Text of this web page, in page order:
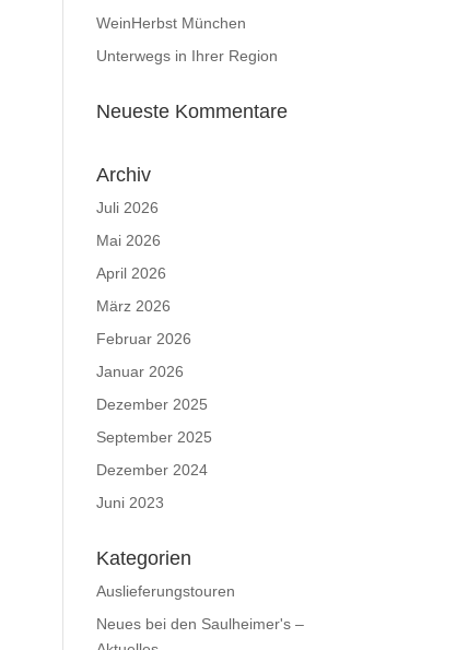
WeinHerbst München
Unterwegs in Ihrer Region
Neueste Kommentare
Archiv
Juli 2026
Mai 2026
April 2026
März 2026
Februar 2026
Januar 2026
Dezember 2025
September 2025
Dezember 2024
Juni 2023
Kategorien
Auslieferungstouren
Neues bei den Saulheimer's –